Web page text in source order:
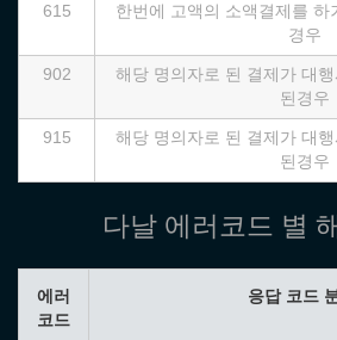
615
한번에 고액의 소액결제를 하
경우
902
해당 명의자로 된 결제가 대
된경우
915
해당 명의자로 된 결제가 대
된경우
다날 에러코드 별
에러
코드
응답 코드